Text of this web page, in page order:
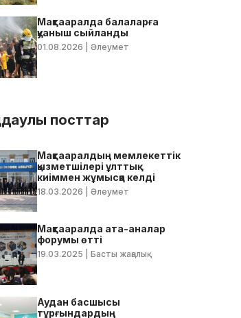
Мақтааралда балаларға
қуаныш сыйланды
01.08.2026 | Әлеумет
посттар
Мақтааралдың мемлекеттік
қызметшілері ұлттық
киіммен жұмысқа келді
18.03.2026 | Әлеумет
Мақтааралда ата-аналар
форумы өтті
19.03.2025 | Басты жаңалық
Аудан басшысы
тұрғындардың